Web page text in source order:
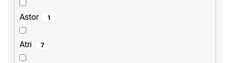
Astor 1
Atri 7